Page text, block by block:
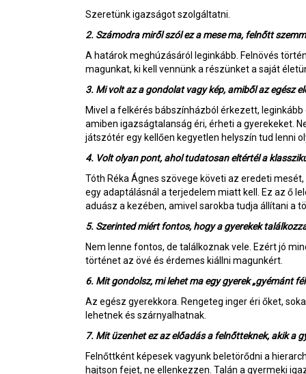
Szeretünk igazságot szolgáltatni.
2. Számodra miről szól ez a mese ma, felnőtt
A határok meghúzásáról leginkább. Felnövés
magunkat, ki kell vennünk a részünket a saját
3. Mi volt az a gondolat vagy kép, amiből az egész
Mivel a felkérés bábszínházból érkezett,
amiben igazságtalanság éri, érheti a gyerekeket.
játszótér egy kellően kegyetlen helyszín tud lenni
4. Volt olyan pont, ahol tudatosan eltértél a
Tóth Réka Ágnes szövege követi az eredeti
egy adaptálásnál a terjedelem miatt kell. Ez az ő
aduász a kezében, amivel sarokba tudja állítani a
5. Szerinted miért fontos, hogy a gyerekek
Nem lenne fontos, de találkoznak vele. Ezért jó
történet az övé és érdemes kiállni magunkért.
6. Mit gondolsz, mi lehet ma egy gyerek „gyémánt
Az egész gyerekkora. Rengeteg inger éri őket,
lehetnek és szárnyalhatnak.
7. Mit üzenhet ez az előadás a felnőtteknek, akik a
Felnőttként képesek vagyunk beletörődni a
hajtson fejet, ne ellenkezzen. Talán a gyermeki